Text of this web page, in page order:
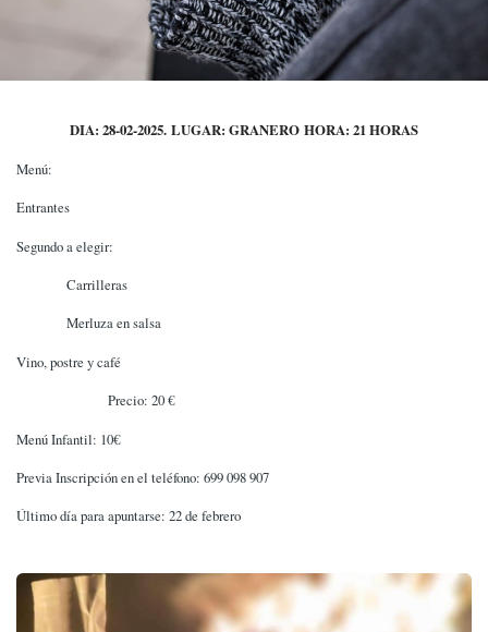
DIA: 28-02-2025. LUGAR: GRANERO HORA: 21 HORAS
Menú:
Entrantes
Segundo a elegir:
Carrilleras
Merluza en salsa
Vino, postre y café
Precio: 20 €
Menú Infantil: 10€
Previa Inscripción en el teléfono: 699 098 907
Último día para apuntarse: 22 de febrero